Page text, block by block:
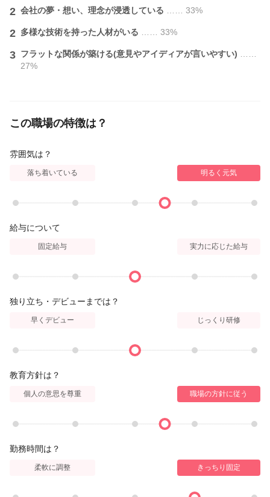
していきます！
幅広い年齢層のお客様との接客機会が多くあります♪
★ブランクがあっても安心して再スタートできる環境が整ってい
トップクラスの給与・働きやすい環境で、一緒に輝ける未来をつ
是非一度、お話しましょう！みなさまのお気軽なご応募を待って
2 会社の夢・想い、理念が浸透している …… 33%
2 多様な技術を持った人材がいる …… 33%
3 フラットな関係が築ける(意見やアイディアが言いやすい)
27%
この職場の特徴は？
雰囲気は？
落ち着いている 明るく元気
給与について
固定給与 実力に応じた給与
独り立ち・デビューまでは？
早くデビュー じっくり研修
教育方針は？
個人の意思を尊重 職場の方針に従う
勤務時間は？
柔軟に調整 きっちり固定